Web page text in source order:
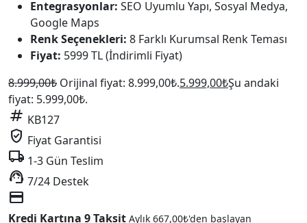
Entegrasyonlar: SEO Uyumlu Yapı, Sosyal Medya,
Google Maps
Renk Seçenekleri: 8 Farklı Kurumsal Renk Teması
Fiyat: 5999 TL (İndirimli Fiyat)
8.999,00₺ Orijinal fiyat: 8.999,00₺.5.999,00₺Şu andaki
fiyat: 5.999,00₺.
tag KB127
verified_user Fiyat Garantisi
local_shipping 1-3 Gün Teslim
support_agent 7/24 Destek
credit_card
Kredi Kartına 9 Taksit Aylık 667,00₺'den başlayan